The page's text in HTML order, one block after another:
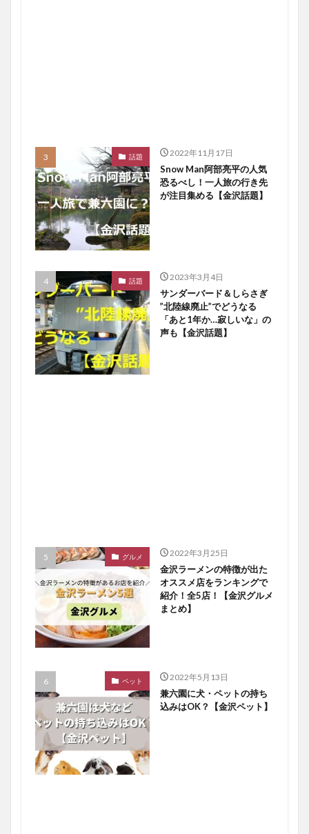
話題 2022年11月17日
Snow Man阿部亮平の人気
恐るべし！一人旅の行き先
が注目集める【金沢話題】
話題 2023年3月4日
サンダーバード＆しらさぎ
”北陸線廃止”でどうなる
「あと1年か…寂しいな」の
声も【金沢話題】
グルメ 2022年3月25日
金沢ラーメンの特徴が出た
オススメ店をランキングで
紹介！全5店！【金沢グルメ
まとめ】
ペット 2022年5月13日
兼六園に犬・ペットの持ち
込みはOK？【金沢ペット】